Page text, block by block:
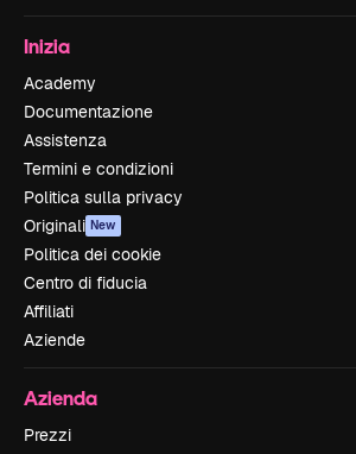
Inizia
Academy
Documentazione
Assistenza
Termini e condizioni
Politica sulla privacy
Originali New
Politica dei cookie
Centro di fiducia
Affiliati
Aziende
Azienda
Prezzi